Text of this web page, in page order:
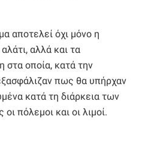
αποτελεί όχι μόνο η
αλλά και τα
στα οποία, κατά την
πως θα υπήρχαν
κατά τη διάρκεια των
πόλεμοι και οι λιμοί.